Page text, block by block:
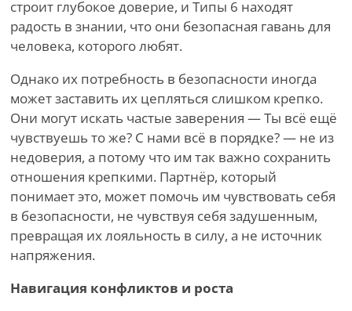
строит глубокое доверие, и Типы 6 находят
радость в знании, что они безопасная гавань для
человека, которого любят.
Однако их потребность в безопасности иногда
может заставить их цепляться слишком крепко.
Они могут искать частые заверения — Ты всё ещё
чувствуешь то же? С нами всё в порядке? — не из
недоверия, а потому что им так важно сохранить
отношения крепкими. Партнёр, который
понимает это, может помочь им чувствовать себя
в безопасности, не чувствуя себя задушенным,
превращая их лояльность в силу, а не источник
напряжения.
Навигация конфликтов и роста